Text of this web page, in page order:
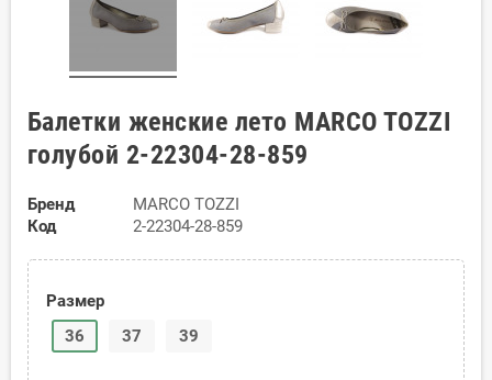
Балетки женские лето MARCO TOZZI
голубой 2-22304-28-859
Бренд
MARCO TOZZI
Код
2-22304-28-859
Размер
36
37 39